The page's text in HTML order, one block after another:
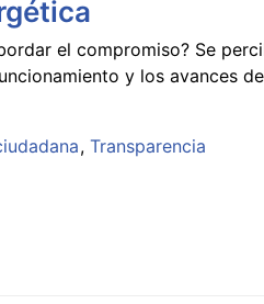
el compromiso? Se
y los avances
Transparencia